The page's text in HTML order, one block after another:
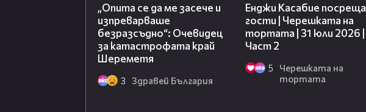
„Опита се да ме засече и
изпреварваше
безразсъдно“: Очевидец
за катастрофата край
Шереметя
3 Здравей България
Енджи Касабие посреща
гости | Черешката на
тортата | 31 юли 2026 |
Част 2
5
Черешката на
тортата